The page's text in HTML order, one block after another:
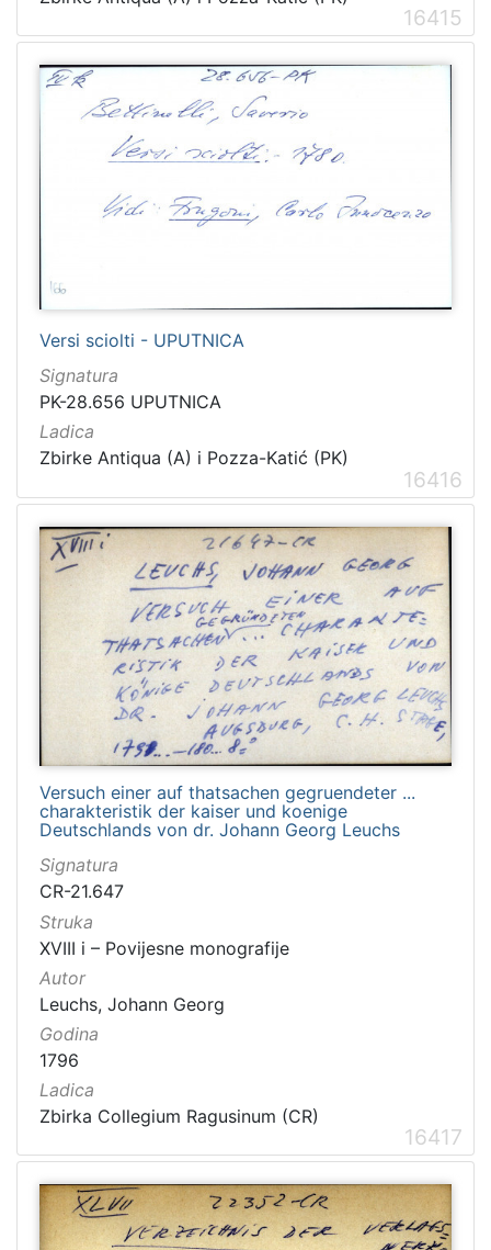
16415
Versi sciolti - UPUTNICA
Signatura
PK-28.656 UPUTNICA
Ladica
Zbirke Antiqua (A) i Pozza-Katić (PK)
16416
Versuch einer auf thatsachen gegruendeter ...
charakteristik der kaiser und koenige
Deutschlands von dr. Johann Georg Leuchs
Signatura
CR-21.647
Struka
XVIII i – Povijesne monografije
Autor
Leuchs, Johann Georg
Godina
1796
Ladica
Zbirka Collegium Ragusinum (CR)
16417